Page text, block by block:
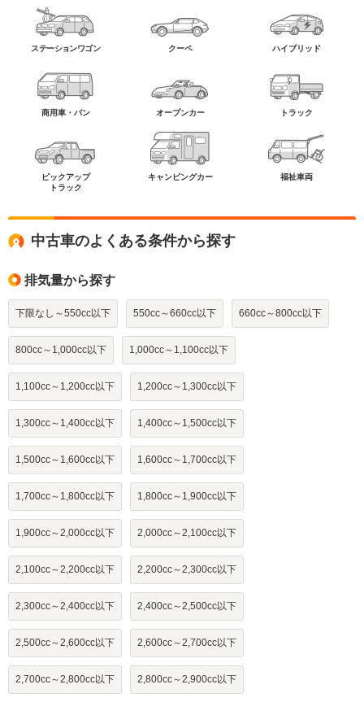
ステーションワゴン クーペ ハイブリッド
商用車・バン オープンカー トラック
ピックアップ
トラック
キャンピングカー 福祉車両
中古車のよくある条件から探す
排気量から探す
下限なし～550cc以下 550cc～660cc以下 660cc～800cc以下
800cc～1,000cc以下 1,000cc～1,100cc以下
1,100cc～1,200cc以下 1,200cc～1,300cc以下
1,300cc～1,400cc以下 1,400cc～1,500cc以下
1,500cc～1,600cc以下 1,600cc～1,700cc以下
1,700cc～1,800cc以下 1,800cc～1,900cc以下
1,900cc～2,000cc以下 2,000cc～2,100cc以下
2,100cc～2,200cc以下 2,200cc～2,300cc以下
2,300cc～2,400cc以下 2,400cc～2,500cc以下
2,500cc～2,600cc以下 2,600cc～2,700cc以下
2,700cc～2,800cc以下 2,800cc～2,900cc以下